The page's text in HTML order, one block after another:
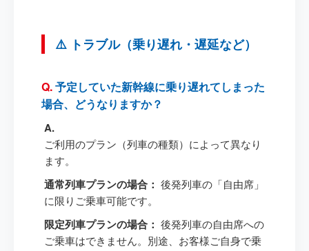
⚠️ トラブル（乗り遅れ・遅延など）
予定していた新幹線に乗り遅れてしまった
場合、どうなりますか？
ご利用のプラン（列車の種類）によって異なり
ます。
通常列車プランの場合： 後発列車の「自由席」
に限りご乗車可能です。
限定列車プランの場合： 後発列車の自由席への
ご乗車はできません。別途、お客様ご自身で乗